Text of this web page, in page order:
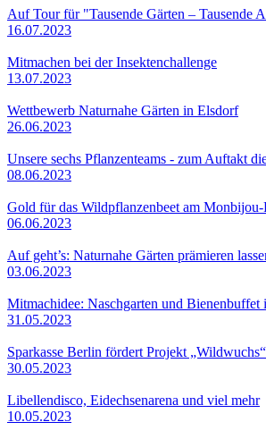
Auf Tour für "Tausende Gärten – Tausende
16.07.2023
Mitmachen bei der Insektenchallenge
13.07.2023
Wettbewerb Naturnahe Gärten in Elsdorf
26.06.2023
Unsere sechs Pflanzenteams - zum Auftakt
08.06.2023
Gold für das Wildpflanzenbeet am
06.06.2023
Auf geht’s: Naturnahe Gärten prämieren
03.06.2023
Mitmachidee: Naschgarten und Bienenbuffet
31.05.2023
Sparkasse Berlin fördert Projekt
30.05.2023
Libellendisco, Eidechsenarena und viel mehr
10.05.2023